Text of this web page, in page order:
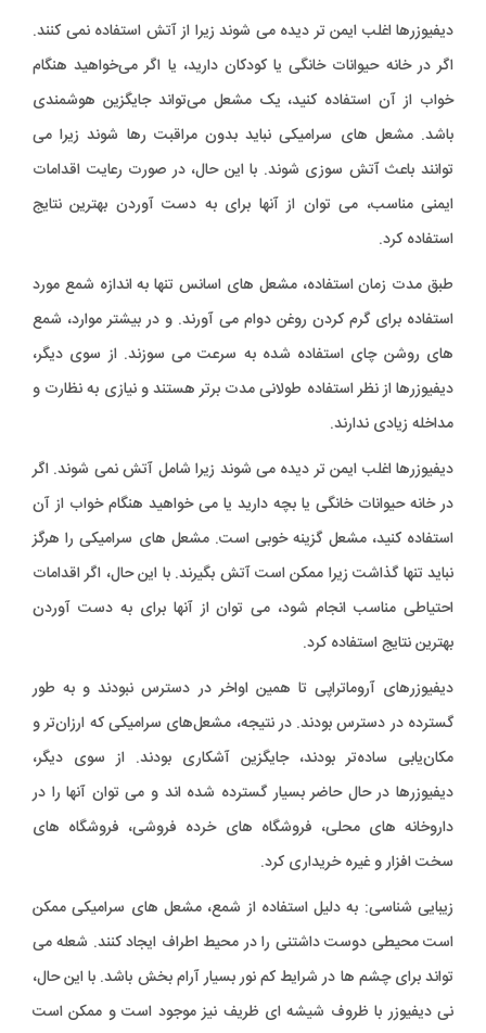
دیفیوزرها اغلب ایمن تر دیده می شوند زیرا از آتش استفاده نمی کنند.
اگر در خانه حیوانات خانگی یا کودکان دارید، یا اگر می‌خواهید هنگام
خواب از آن استفاده کنید، یک مشعل می‌تواند جایگزین هوشمندی
باشد. مشعل های سرامیکی نباید بدون مراقبت رها شوند زیرا می
توانند باعث آتش سوزی شوند. با این حال، در صورت رعایت اقدامات
ایمنی مناسب، می توان از آنها برای به دست آوردن بهترین نتایج
استفاده کرد.
طبق مدت زمان استفاده، مشعل های اسانس تنها به اندازه شمع مورد
استفاده برای گرم کردن روغن دوام می آورند. و در بیشتر موارد، شمع
های روشن چای استفاده شده به سرعت می سوزند. از سوی دیگر،
دیفیوزرها از نظر استفاده طولانی مدت برتر هستند و نیازی به نظارت و
مداخله زیادی ندارند.
دیفیوزرها اغلب ایمن تر دیده می شوند زیرا شامل آتش نمی شوند. اگر
در خانه حیوانات خانگی یا بچه دارید یا می خواهید هنگام خواب از آن
استفاده کنید، مشعل گزینه خوبی است. مشعل های سرامیکی را هرگز
نباید تنها گذاشت زیرا ممکن است آتش بگیرند. با این حال، اگر اقدامات
احتیاطی مناسب انجام شود، می توان از آنها برای به دست آوردن
بهترین نتایج استفاده کرد.
دیفیوزرهای آروماتراپی تا همین اواخر در دسترس نبودند و به طور
گسترده در دسترس بودند. در نتیجه، مشعل‌های سرامیکی که ارزان‌تر و
مکان‌یابی ساده‌تر بودند، جایگزین آشکاری بودند. از سوی دیگر،
دیفیوزرها در حال حاضر بسیار گسترده شده اند و می توان آنها را در
داروخانه های محلی، فروشگاه های خرده فروشی، فروشگاه های
سخت افزار و غیره خریداری کرد.
زیبایی شناسی: به دلیل استفاده از شمع، مشعل های سرامیکی ممکن
است محیطی دوست داشتنی را در محیط اطراف ایجاد کنند. شعله می
تواند برای چشم ها در شرایط کم نور بسیار آرام بخش باشد. با این حال،
نی دیفیوزر با ظروف شیشه ای ظریف نیز موجود است و ممکن است